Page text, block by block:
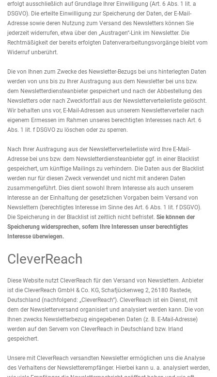
erfolgt ausschließlich auf Grundlage Ihrer Einwilligung (Art. 6 Abs. 1 lit. a
DSGVO). Die erteilte Einwilligung zur Speicherung der Daten, der E-Mail-
Adresse sowie deren Nutzung zum Versand des Newsletters können Sie
jederzeit widerrufen, etwa über den „Austragen“-Link im Newsletter. Die
Rechtmäßigkeit der bereits erfolgten Datenverarbeitungsvorgänge bleibt vom
Widerruf unberührt.
Die von Ihnen zum Zwecke des Newsletter-Bezugs bei uns hinterlegten Daten
werden von uns bis zu Ihrer Austragung aus dem Newsletter bei uns bzw.
dem Newsletterdiensteanbieter gespeichert und nach der Abbestellung des
Newsletters oder nach Zweckfortfall aus der Newsletterverteilerliste gelöscht.
Wir behalten uns vor, E-Mail-Adressen aus unserem Newsletterverteiler nach
eigenem Ermessen im Rahmen unseres berechtigten Interesses nach Art. 6
Abs. 1 lit. f DSGVO zu löschen oder zu sperren.
Nach Ihrer Austragung aus der Newsletterverteilerliste wird Ihre E-Mail-
Adresse bei uns bzw. dem Newsletterdiensteanbieter ggf. in einer Blacklist
gespeichert, um künftige Mailings zu verhindern. Die Daten aus der Blacklist
werden nur für diesen Zweck verwendet und nicht mit anderen Daten
zusammengeführt. Dies dient sowohl Ihrem Interesse als auch unserem
Interesse an der Einhaltung der gesetzlichen Vorgaben beim Versand von
Newslettern (berechtigtes Interesse im Sinne des Art. 6 Abs. 1 lit. f DSGVO).
Die Speicherung in der Blacklist ist zeitlich nicht befristet. Sie können der
Speicherung widersprechen, sofern Ihre Interessen unser berechtigtes
Interesse überwiegen.
CleverReach
Diese Website nutzt CleverReach für den Versand von Newslettern. Anbieter
ist die CleverReach GmbH & Co. KG, Schafjückenweg 2, 26180 Rastede,
Deutschland (nachfolgend: „CleverReach“). CleverReach ist ein Dienst, mit
dem der Newsletterversand organisiert und analysiert werden kann. Die von
Ihnen zwecks Newsletterbezug eingegebenen Daten (z. B. E-Mail-Adresse)
werden auf den Servern von CleverReach in Deutschland bzw. Irland
gespeichert.
Unsere mit CleverReach versandten Newsletter ermöglichen uns die Analyse
des Verhaltens der Newsletterempfänger. Hierbei kann u. a. analysiert werden,